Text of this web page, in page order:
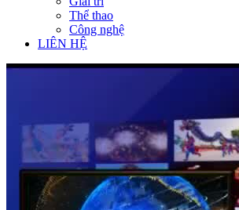
Thể thao
Công nghệ
LIÊN HỆ